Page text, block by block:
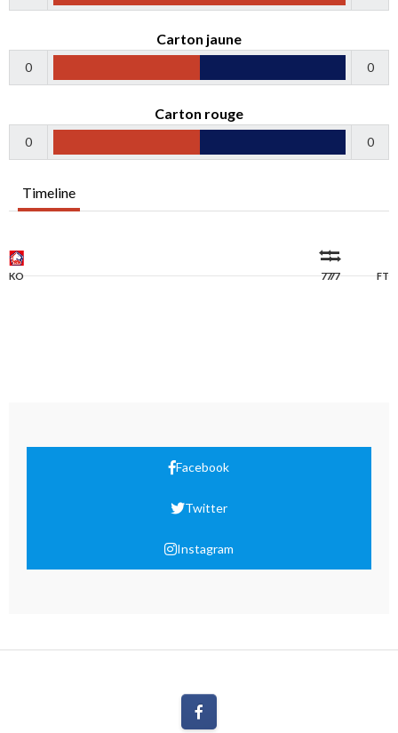
Carton jaune
0 0
Carton rouge
0 0
Timeline
KO 7777 FT
Facebook
Twitter
Instagram